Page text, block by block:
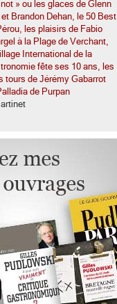
» ou les glaces de Glenn
Brandon Dehan, le 50 Best
les plaisirs de Fabio
à la Plage de Verchant,
International de la
fête ses 10 ans, les
tours de Jérémy Gabarrot
de Purpan